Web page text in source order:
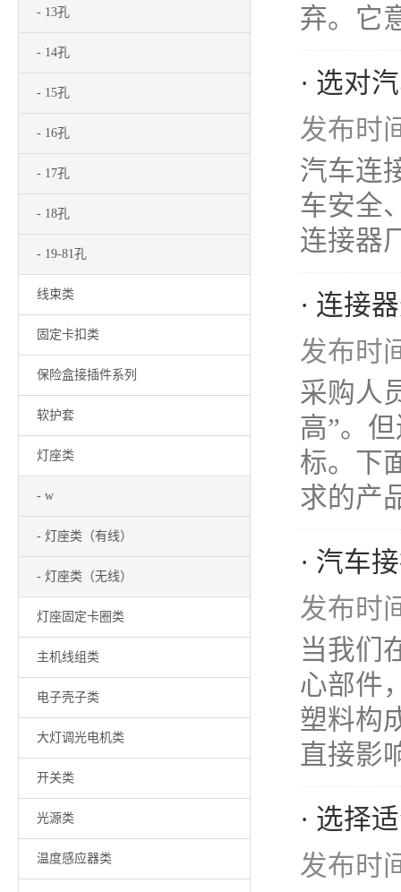
- 13孔
- 14孔
- 15孔
- 16孔
- 17孔
- 18孔
- 19-81孔
线束类
固定卡扣类
保险盒接插件系列
软护套
灯座类
- w
- 灯座类（有线）
- 灯座类（无线）
灯座固定卡圈类
主机线组类
电子壳子类
大灯调光电机类
开关类
光源类
温度感应器类
弃。它
· 选对
发布时
汽车连
车安全
连接器
· 连接
发布时
采购人
高”。
标。下
求的产
· 汽车
发布时
当我们
心部件
塑料构
直接影
· 选择
发布时